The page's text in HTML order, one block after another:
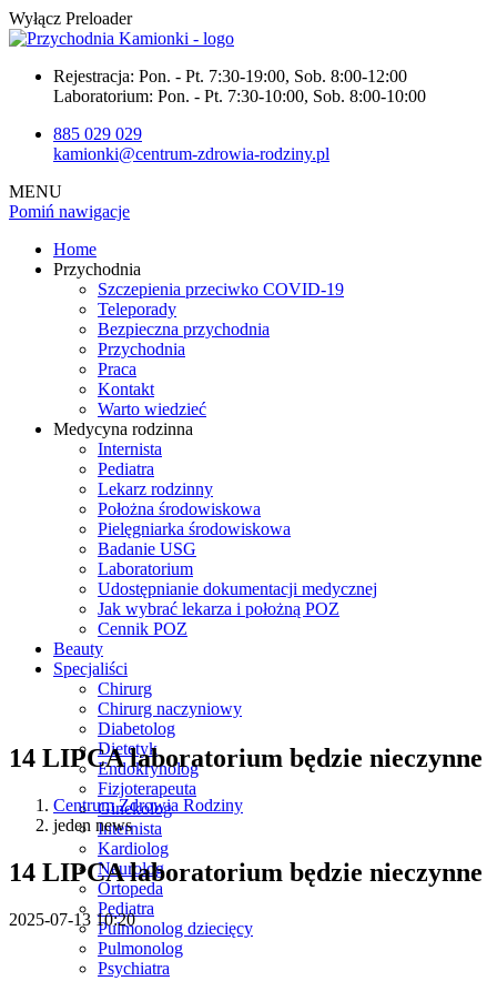
Wyłącz Preloader
Rejestracja: Pon. - Pt. 7:30-19:00, Sob. 8:00-12:00
Laboratorium: Pon. - Pt. 7:30-10:00, Sob. 8:00-10:00
885 029 029
kamionki@centrum-zdrowia-rodziny.pl
MENU
Pomiń nawigacje
Home
Przychodnia
Szczepienia przeciwko COVID-19
Teleporady
Bezpieczna przychodnia
Przychodnia
Praca
Kontakt
Warto wiedzieć
Medycyna rodzinna
Internista
Pediatra
Lekarz rodzinny
Położna środowiskowa
Pielęgniarka środowiskowa
Badanie USG
Laboratorium
Udostępnianie dokumentacji medycznej
Jak wybrać lekarza i położną POZ
Cennik POZ
Beauty
Specjaliści
Chirurg
Chirurg naczyniowy
Diabetolog
Dietetyk
Endokrynolog
Fizjoterapeuta
Ginekolog
Internista
Kardiolog
Neurolog
Ortopeda
Pediatra
Pulmonolog dziecięcy
Pulmonolog
Psychiatra
14 LIPCA laboratorium będzie nieczynne
Centrum Zdrowia Rodziny
jeden news
14 LIPCA laboratorium będzie nieczynne
2025-07-13 10:20